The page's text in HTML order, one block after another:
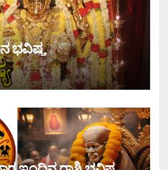
ಭವಿಷ್ಯ